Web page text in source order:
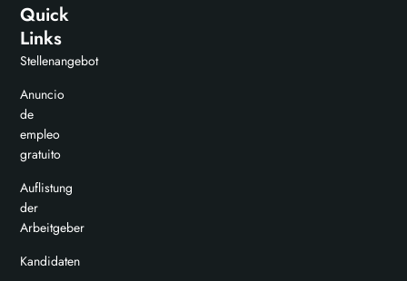
Quick
Links
Stellenangebot
Anuncio
de
empleo
gratuito
Auflistung
der
Arbeitgeber
Kandidaten